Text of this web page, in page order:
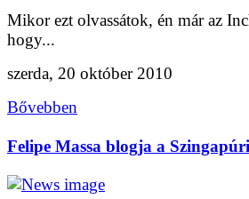
Mikor ezt olvassátok, én már az
hogy...
szerda, 20 október 2010
Bővebben
Felipe Massa blogja a